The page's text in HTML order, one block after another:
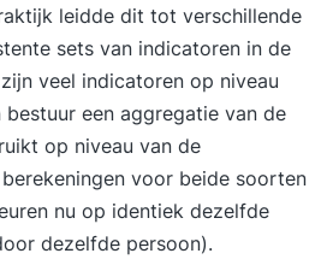
training ‘High
wordt verspreid over
Elke trainingsdag
theorie en praktijk. Je
af met opdrachten in
manier leer je niet alleen
vooral ook van elkaar. Aan
bespreek je met
leidde dit tot verschillende
sets van indicatoren in de
veel indicatoren op niveau
bestuur een aggregatie van de
op niveau van de
voor beide soorten
nu op identiek dezelfde
dezelfde persoon).